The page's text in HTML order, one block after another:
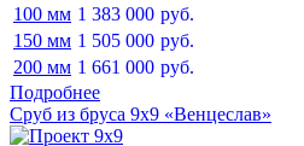
100 мм 1 383 000 руб.
150 мм 1 505 000 руб.
200 мм 1 661 000 руб.
Подробнее
Сруб из бруса 9х9 «Венцеслав»